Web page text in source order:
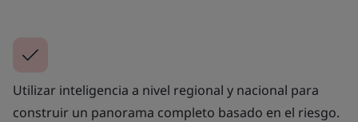
Utilizar inteligencia a nivel regional y nacional para
construir un panorama completo basado en el riesgo.